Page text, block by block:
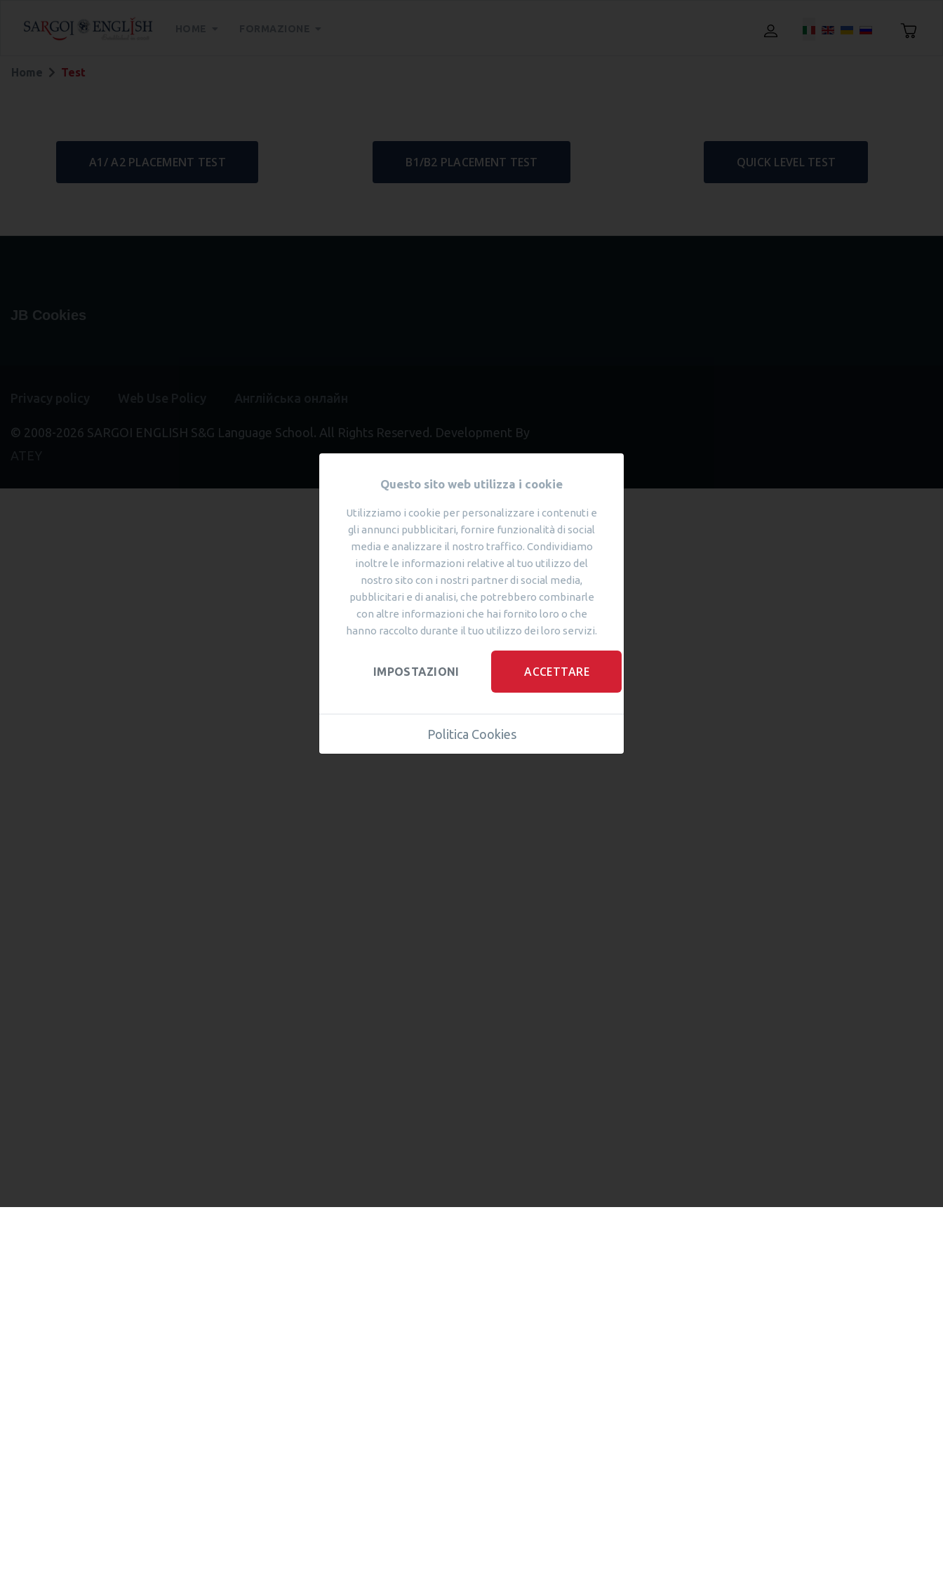
Seleziona la tua lingua
Home Test
A1/ A2 PLACEMENT TEST B1/B2 PLACEMENT TEST QUICK LEVEL TEST
JB Cookies
Questo sito web utilizza i cookie
Utilizziamo i cookie per personalizzare i contenuti e
gli annunci pubblicitari, fornire funzionalità di social
media e analizzare il nostro traffico. Condividiamo
inoltre le informazioni relative al tuo utilizzo del
nostro sito con i nostri partner di social media,
pubblicitari e di analisi, che potrebbero combinarle
con altre informazioni che hai fornito loro o che
hanno raccolto durante il tuo utilizzo dei loro servizi.
IMPOSTAZIONI ACCETTARE
Politica Cookies
© 2008-2026 SARGOI ENGLISH S&G Language School. All Rights Reserved. Development By